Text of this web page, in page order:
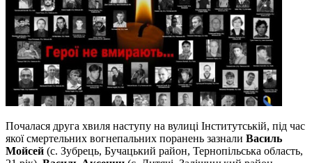
Почалася друга хвиля наступу на вулиці Інститутській, під час
якої смертельних вогнепальних поранень зазнали Василь
Мойсей (с. Зубрець, Бучацький район, Тернопільська область,